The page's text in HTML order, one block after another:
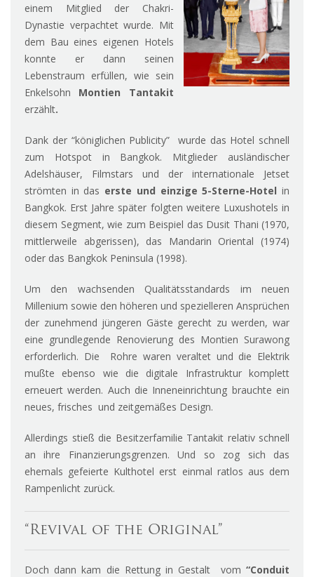
einem Mitglied der Chakri-
Dynastie verpachtet wurde. Mit
dem Bau eines eigenen Hotels
konnte er dann seinen
Lebenstraum erfüllen, wie sein
Enkelsohn Montien Tantakit
erzählt.
Dank der “königlichen Publicity” wurde das Hotel schnell
zum Hotspot in Bangkok. Mitglieder ausländischer
Adelshäuser, Filmstars und der internationale Jetset
strömten in das erste und einzige 5-Sterne-Hotel in
Bangkok. Erst Jahre später folgten weitere Luxushotels in
diesem Segment, wie zum Beispiel das Dusit Thani (1970,
mittlerweile abgerissen), das Mandarin Oriental (1974)
oder das Bangkok Peninsula (1998).
Um den wachsenden Qualitätsstandards im neuen
Millenium sowie den höheren und spezielleren Ansprüchen
der zunehmend jüngeren Gäste gerecht zu werden, war
eine grundlegende Renovierung des Montien Surawong
erforderlich. Die Rohre waren veraltet und die Elektrik
mußte ebenso wie die digitale Infrastruktur komplett
erneuert werden. Auch die Inneneinrichtung brauchte ein
neues, frisches und zeitgemäßes Design.
Allerdings stieß die Besitzerfamilie Tantakit relativ schnell
an ihre Finanzierungsgrenzen. Und so zog sich das
ehemals gefeierte Kulthotel erst einmal ratlos aus dem
Rampenlicht zurück.
“Revival of the Original”
Doch dann kam die Rettung in Gestalt vom “Conduit